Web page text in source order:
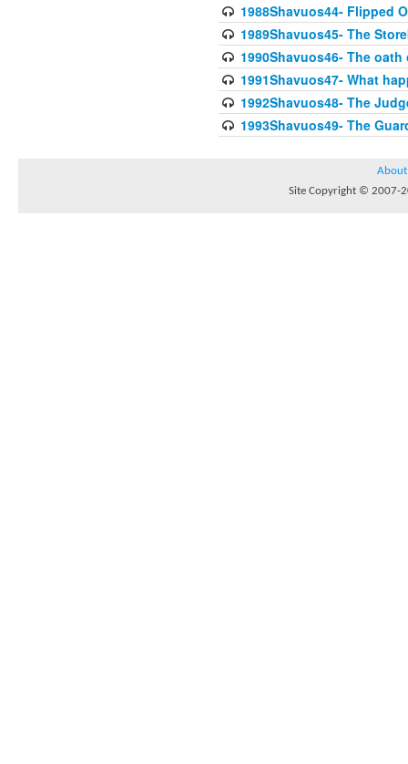
1988Shavuos44- Flipped
1989Shavuos45- The
1990Shavuos46- The
1991Shavuos47- What
1992Shavuos48- The
1993Shavuos49- The
About
Site Copyright © 2007-